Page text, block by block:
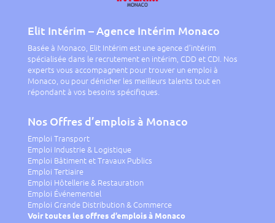
Elit Intérim – Agence Intérim Monaco
Basée à Monaco, Elit Intérim est une agence d’intérim
spécialisée dans le recrutement en intérim, CDD et CDI. Nos
experts vous accompagnent pour trouver un emploi à
Monaco, ou pour dénicher les meilleurs talents tout en
répondant à vos besoins spécifiques.
Nos Offres d’emplois à Monaco
Emploi Transport
Emploi Industrie & Logistique
Emploi Bâtiment et Travaux Publics
Emploi Tertiaire
Emploi Hôtellerie & Restauration
Emploi Événementiel
Emploi Grande Distribution & Commerce
Voir toutes les offres d’emplois à Monaco